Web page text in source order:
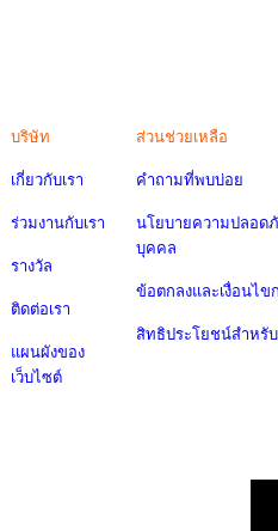
บริษัท
เกี่ยวกับเรา
ร่วมงานกับเรา
รางวัล
ติดต่อเรา
แผนผังของ
เว็บไซต์
ส่วนช่วยเหลือ
คำถามที่พบบ่อย
นโยบายความปลอด
บุคคล
ข้อตกลงและเงื่อนไข
สิทธิประโยชน์สำหรั